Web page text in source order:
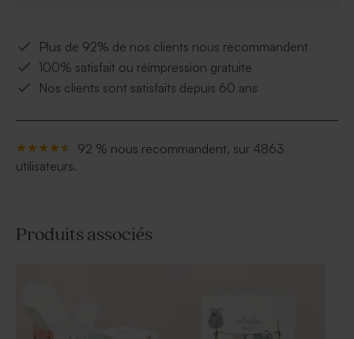
Plus de 92% de nos clients nous recommandent
100% satisfait ou réimpression gratuite
Nos clients sont satisfaits depuis 60 ans
92 % nous recommandent, sur 4863
utilisateurs.
Produits associés